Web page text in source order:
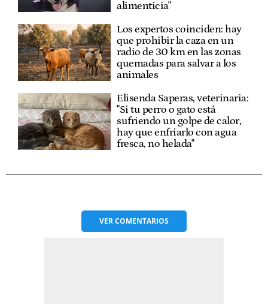
alimenticia"
Los expertos coinciden: hay
que prohibir la caza en un
radio de 30 km en las zonas
quemadas para salvar a los
animales
Elisenda Saperas, veterinaria:
"Si tu perro o gato está
sufriendo un golpe de calor,
hay que enfriarlo con agua
fresca, no helada"
VERCOMENTARIOS